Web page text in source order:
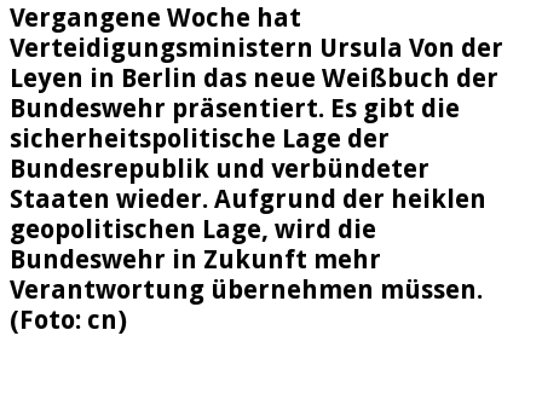
Vergangene Woche hat
Verteidigungsministern Ursula Von der
Leyen in Berlin das neue Weißbuch der
Bundeswehr präsentiert. Es gibt die
sicherheitspolitische Lage der
Bundesrepublik und verbündeter
Staaten wieder. Aufgrund der heiklen
geopolitischen Lage, wird die
Bundeswehr in Zukunft mehr
Verantwortung übernehmen müssen.
(Foto: cn)